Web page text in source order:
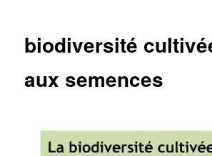
biodiversité
aux semences